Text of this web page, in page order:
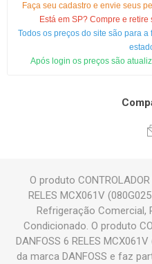
Faça seu cadastro e envie seus
Está em SP? Compre e
Todos os preços do site são para
Após login os preços são
O produto
RELES MCX061V
Refrigeração Comercial,
Condicionado. O produto
DANFOSS 6 RELES
da marca DANFOSS e faz